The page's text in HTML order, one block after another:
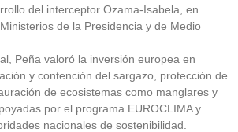
del interceptor Ozama-Isabela, en
de la Presidencia y de Medio
Peña valoró la inversión europea en
y contención del sargazo, protección de
de ecosistemas como manglares y
por el programa EUROCLIMA y
nacionales de sostenibilidad.